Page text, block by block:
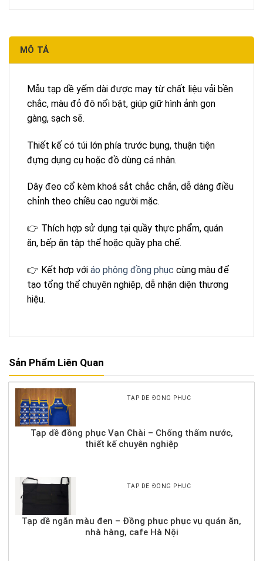
MÔ TẢ
Mẫu tạp dề yếm dài được may từ chất liệu vải bền
chắc, màu đỏ đô nổi bật, giúp giữ hình ảnh gọn
gàng, sạch sẽ.
Thiết kế có túi lớn phía trước bụng, thuận tiện
đựng dụng cụ hoặc đồ dùng cá nhân.
Dây đeo cổ kèm khoá sắt chắc chắn, dễ dàng điều
chỉnh theo chiều cao người mặc.
👉 Thích hợp sử dụng tại quầy thực phẩm, quán
ăn, bếp ăn tập thể hoặc quầy pha chế.
👉 Kết hợp với áo phông đồng phục cùng màu để
tạo tổng thể chuyên nghiệp, dễ nhận diện thương
hiệu.
Sản Phẩm Liên Quan
TẠP DỀ ĐỒNG PHỤC
Tạp dề đồng phục Vạn Chài – Chống thấm nước,
thiết kế chuyên nghiệp
TẠP DỀ ĐỒNG PHỤC
Tạp dề ngắn màu đen – Đồng phục phục vụ quán ăn,
nhà hàng, cafe Hà Nội